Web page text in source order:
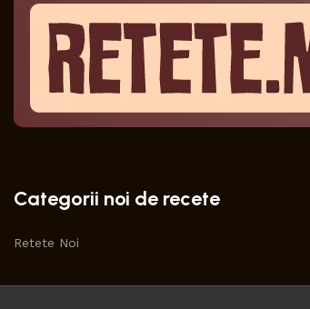
Categorii noi de recete
Retete Noi